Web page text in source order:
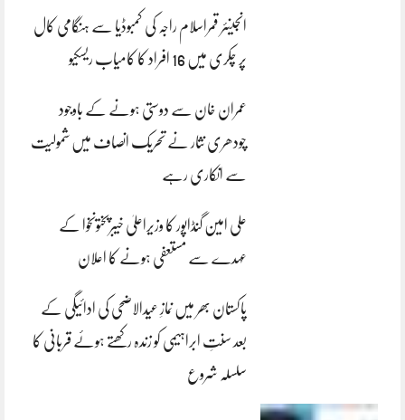
انجینئر قمراسلام راجہ کی کمبوڈیا سے ہنگامی کال
پر چکری میں 16 افراد کا کامیاب ریسکیو
عمران خان سے دوستی ہونے کے باوجود
چودھری نثار نے تحریک انصاف میں شمولیت
سے انکاری رہے
علی امین گنڈاپور کا وزیراعلیٰ خیبرپختونخوا کے
عہدے سے مستعفی ہونے کا اعلان
پاکستان بھر میں نمازِ عیدالاضحی کی ادائیگی کے
بعد سنتِ ابراہیمی کو زندہ رکھتے ہوئے قربانی کا
سلسلہ شروع